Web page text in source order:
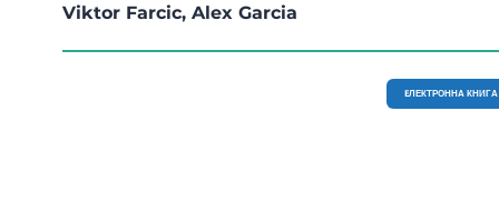
Viktor Farcic, Alex Garcia
EЛЕКТРОННА КНИГА